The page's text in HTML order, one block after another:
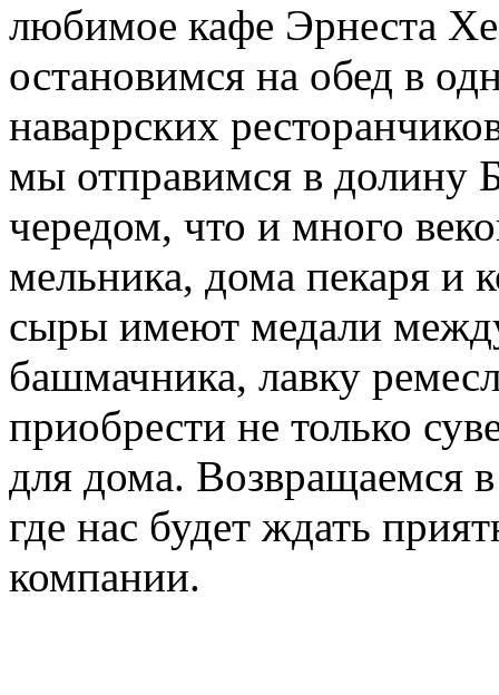
любимое кафе Эрнеста
остановимся на обед в
наваррских
мы отправимся в долину
чередом, что и много
мельника, дома пекаря и
сыры имеют медали
башмачника, лавку
приобрести не только
для дома. Возвращаемся
где нас будет ждать
компании.